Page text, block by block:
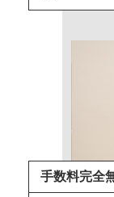
手数料完全